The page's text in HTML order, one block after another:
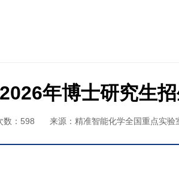
年博士研究生
： 598 来源：精准智能化学全国重点实验